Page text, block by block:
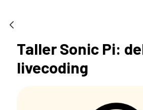
Taller Sonic Pi:
livecoding